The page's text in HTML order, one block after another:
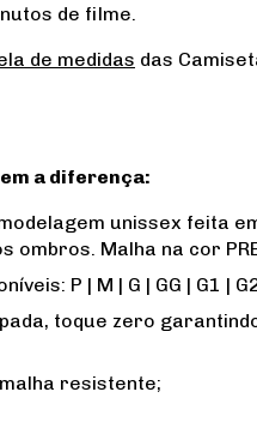
de filme.
de medidas das
a diferença:
unissex feita
ombros. Malha na cor
P | M | G | GG | G1 |
toque zero
resistente;